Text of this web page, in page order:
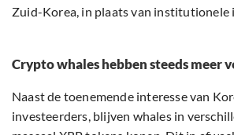
Zuid-Korea, in plaats van institutionele
Crypto whales hebben steeds meer
Naast de toenemende interesse van
investeerders, blijven whales in